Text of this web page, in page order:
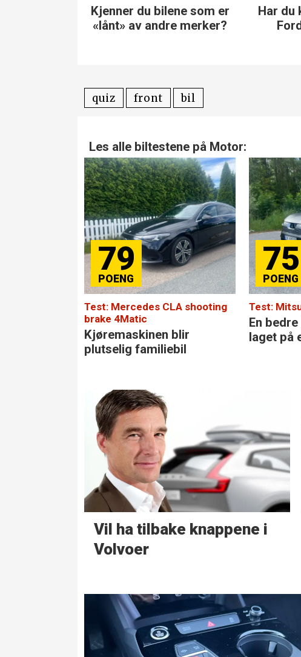
Har du kontroll på disse
Ford-modellene?
quiz front bil
Les alle biltestene på Motor:
79
Test: Mercedes CLA shooting
brake 4Matic
Kjøremaskinen blir
plutselig familiebil
75
Test:
En
laget på
Vil ha tilbake knappene i
Volvoer